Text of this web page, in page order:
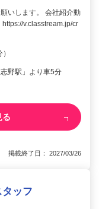
いします。 会社紹介動
v.classtream.jp/cr
野駅」より車5分
る
掲載終了日： 2027/03/26
ッフ